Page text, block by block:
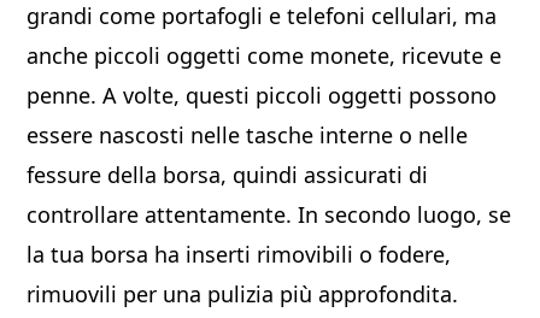
grandi come portafogli e telefoni cellulari, ma
anche piccoli oggetti come monete, ricevute e
penne. A volte, questi piccoli oggetti possono
essere nascosti nelle tasche interne o nelle
fessure della borsa, quindi assicurati di
controllare attentamente. In secondo luogo, se
la tua borsa ha inserti rimovibili o fodere,
rimuovili per una pulizia più approfondita.